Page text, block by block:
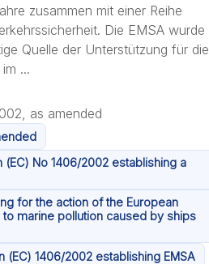
zusammen mit einer Reihe
Die EMSA wurde
Quelle der Unterstützung für die
...
(EC) No 1406/2002 establishing a
for the action of the European
marine pollution caused by ships
(EC) 1406/2002 establishing EMSA